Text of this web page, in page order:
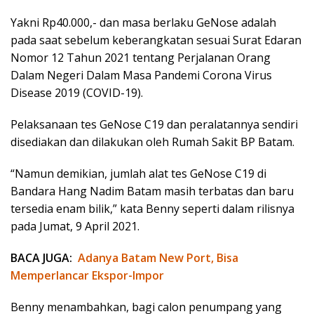
Yakni Rp40.000,- dan masa berlaku GeNose adalah
pada saat sebelum keberangkatan sesuai Surat Edaran
Nomor 12 Tahun 2021 tentang Perjalanan Orang
Dalam Negeri Dalam Masa Pandemi Corona Virus
Disease 2019 (COVID-19).
Pelaksanaan tes GeNose C19 dan peralatannya sendiri
disediakan dan dilakukan oleh Rumah Sakit BP Batam.
“Namun demikian, jumlah alat tes GeNose C19 di
Bandara Hang Nadim Batam masih terbatas dan baru
tersedia enam bilik,” kata Benny seperti dalam rilisnya
pada Jumat, 9 April 2021.
BACA JUGA: Adanya Batam New Port, Bisa
Memperlancar Ekspor-Impor
Benny menambahkan, bagi calon penumpang yang